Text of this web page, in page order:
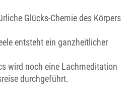
Glücks-Chemie des Körpers
entsteht ein ganzheitlicher
wird noch eine Lachmeditation
durchgeführt.